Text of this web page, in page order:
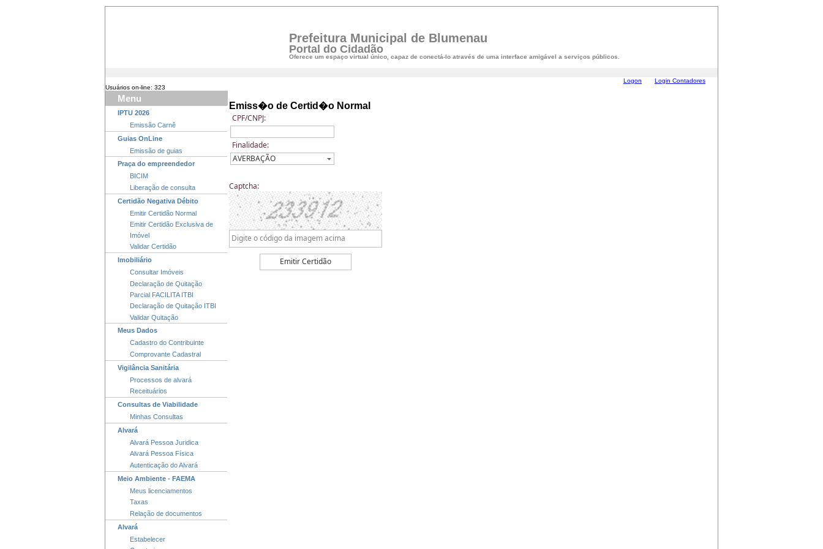
Prefeitura Municipal de Blumenau
Portal do Cidadão
Oferece um espaço virtual único, capaz de conectá-lo através de uma interface amigável a serviços públicos.
Logon
Login Contadores
Usuários on-line: 323
Menu
IPTU 2026
Emissão Carnê
Guias OnLine
Emissão de guias
Praça do empreendedor
BICIM
Liberação de consulta
Certidão Negativa Débito
Emitir Certidão Normal
Emitir Certidão Exclusiva de
Imóvel
Validar Certidão
Imobiliário
Consultar Imóveis
Declaração de Quitação
Parcial FACILITA ITBI
Declaração de Quitação ITBI
Validar Quitação
Meus Dados
Cadastro do Contribuinte
Comprovante Cadastral
Vigilância Sanitária
Processos de alvará
Receituários
Consultas de Viabilidade
Minhas Consultas
Alvará
Alvará Pessoa Juridica
Alvará Pessoa Física
Autenticação do Alvará
Meio Ambiente - FAEMA
Meus licenciamentos
Taxas
Relação de documentos
Alvará
Estabelecer
Emiss�o de Certid�o Normal
CPF/CNPJ:
Finalidade:
Captcha:
Emitir Certidão